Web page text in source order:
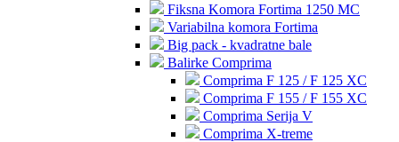
Fiksna Komora Fortima 1250 MC
Variabilna komora Fortima
Big pack - kvadratne bale
Balirke Comprima
Comprima F 125 / F 125 XC
Comprima F 155 / F 155 XC
Comprima Serija V
Comprima X-treme